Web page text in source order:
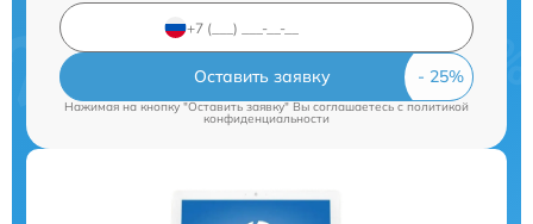
Оставить заявку
Нажимая на кнопку "Оставить заявку" Вы соглашаетесь cполитикой
конфиденциальности